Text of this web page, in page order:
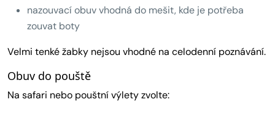
nazouvací obuv vhodná do mešit, kde je potřeba
zouvat boty
Velmi tenké žabky nejsou vhodné na celodenní poznávání.
Obuv do pouště
Na safari nebo pouštní výlety zvolte: